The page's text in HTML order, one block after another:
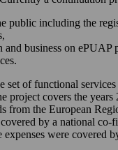
Twoim kontem na
usług online
i wniosków za
danych stanowią:
Parlamentu
związku z
public including the
and business on ePUAP
of functional
covers the
the European
by a national
were covered